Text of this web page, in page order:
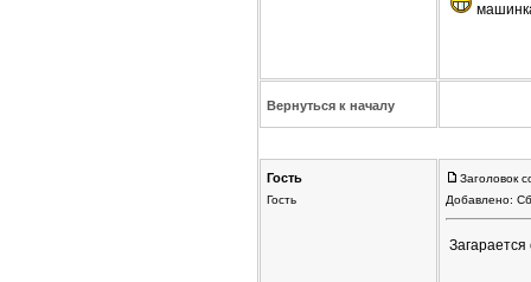
Вернуться к началу
Гость
Гость
Заголовок
Добавлено: